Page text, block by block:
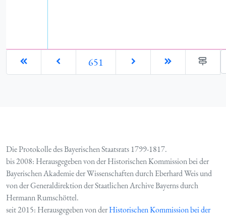
651
Die Protokolle des Bayerischen Staatsrats 1799-1817.
bis 2008: Herausgegeben von der Historischen Kommission bei der
Bayerischen Akademie der Wissenschaften durch Eberhard Weis und
von der Generaldirektion der Staatlichen Archive Bayerns durch
Hermann Rumschöttel.
seit 2015: Herausgegeben von derHistorischen Kommission bei der